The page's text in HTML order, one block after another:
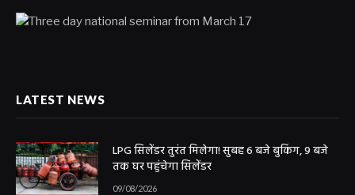
LATEST NEWS
LPG सिलेंडर तुरंत मिलेगा! सुबह 6 बजे बुकिंग, 9 बजे
तक घर पहुंचेगा सिलेंडर
09/08/2026